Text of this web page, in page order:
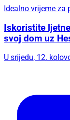
Idealno vrijeme za
Iskoristite
svoj dom uz
U srijedu, 12.